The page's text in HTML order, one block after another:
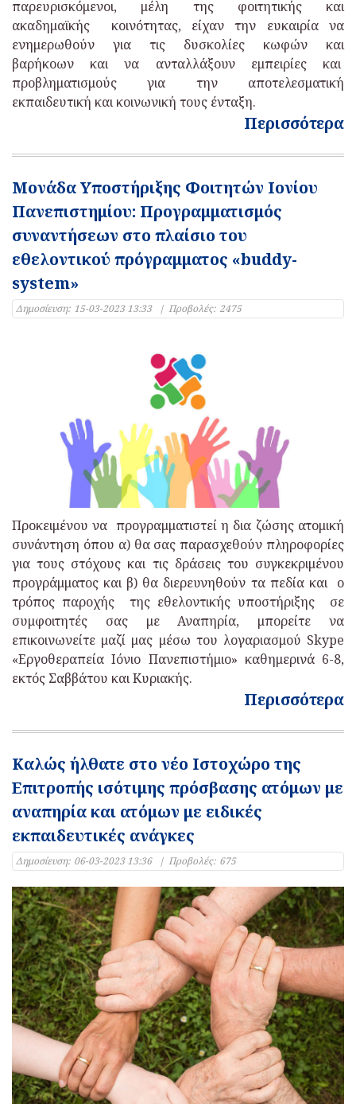
παρευρισκόμενοι, μέλη της φοιτητικής και
ακαδημαϊκής κοινότητας, είχαν την ευκαιρία να
ενημερωθούν για τις δυσκολίες κωφών και
βαρήκοων και να ανταλλάξουν εμπειρίες και
προβληματισμούς για την αποτελεσματική
εκπαιδευτική και κοινωνική τους ένταξη.
Περισσότερα
Μονάδα Υποστήριξης Φοιτητών Ιονίου
Πανεπιστημίου: Προγραμματισμός
συναντήσεων στο πλαίσιο του
εθελοντικού πρόγραμματος «buddy-
system»
Δημοσίευση: 15-03-2023 13:33 | Προβολές: 2475
Προκειμένου να προγραμματιστεί η δια ζώσης ατομική
συνάντηση όπου α) θα σας παρασχεθούν πληροφορίες
για τους στόχους και τις δράσεις του συγκεκριμένου
προγράμματος και β) θα διερευνηθούν τα πεδία και ο
τρόπος παροχής της εθελοντικής υποστήριξης σε
συμφοιτητές σας με Αναπηρία, μπορείτε να
επικοινωνείτε μαζί μας μέσω του λογαριασμού Skype
«Εργοθεραπεία Ιόνιο Πανεπιστήμιο» καθημερινά 6-8,
εκτός Σαββάτου και Κυριακής.
Περισσότερα
Καλώς ήλθατε στο νέο Ιστοχώρο της
Επιτροπής ισότιμης πρόσβασης ατόμων με
αναπηρία και ατόμων με ειδικές
εκπαιδευτικές ανάγκες
Δημοσίευση: 06-03-2023 13:36 | Προβολές: 675